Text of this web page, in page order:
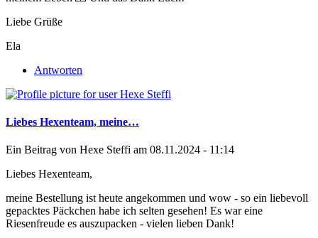
Liebe Grüße
Ela
Antworten
Liebes Hexenteam, meine…
Ein Beitrag von Hexe Steffi am 08.11.2024 - 11:14
Liebes Hexenteam,
meine Bestellung ist heute angekommen und wow - so ein liebevoll
gepacktes Päckchen habe ich selten gesehen! Es war eine
Riesenfreude es auszupacken - vielen lieben Dank!